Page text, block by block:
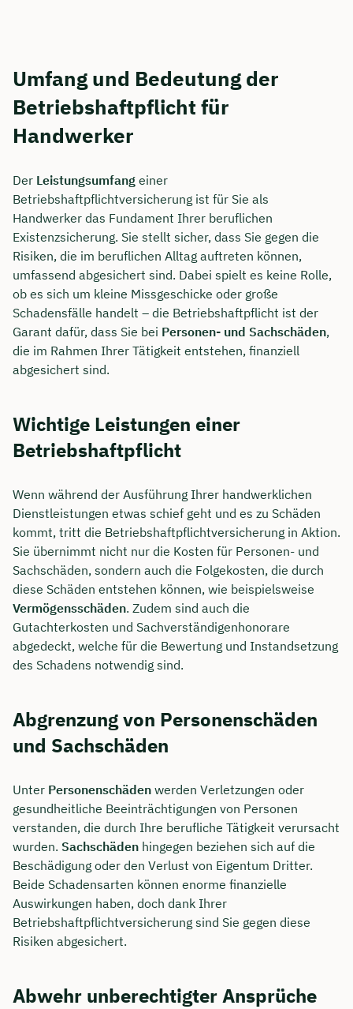
Umfang und Bedeutung der
Betriebshaftpflicht für
Handwerker
Der Leistungsumfang einer
Betriebshaftpflichtversicherung ist für Sie als
Handwerker das Fundament Ihrer beruflichen
Existenzsicherung. Sie stellt sicher, dass Sie gegen die
Risiken, die im beruflichen Alltag auftreten können,
umfassend abgesichert sind. Dabei spielt es keine Rolle,
ob es sich um kleine Missgeschicke oder große
Schadensfälle handelt – die Betriebshaftpflicht ist der
Garant dafür, dass Sie bei Personen- und Sachschäden,
die im Rahmen Ihrer Tätigkeit entstehen, finanziell
abgesichert sind.
Wichtige Leistungen einer
Betriebshaftpflicht
Wenn während der Ausführung Ihrer handwerklichen
Dienstleistungen etwas schief geht und es zu Schäden
kommt, tritt die Betriebshaftpflichtversicherung in Aktion.
Sie übernimmt nicht nur die Kosten für Personen- und
Sachschäden, sondern auch die Folgekosten, die durch
diese Schäden entstehen können, wie beispielsweise
Vermögensschäden. Zudem sind auch die
Gutachterkosten und Sachverständigenhonorare
abgedeckt, welche für die Bewertung und Instandsetzung
des Schadens notwendig sind.
Abgrenzung von Personenschäden
und Sachschäden
Unter Personenschäden werden Verletzungen oder
gesundheitliche Beeinträchtigungen von Personen
verstanden, die durch Ihre berufliche Tätigkeit verursacht
wurden. Sachschäden hingegen beziehen sich auf die
Beschädigung oder den Verlust von Eigentum Dritter.
Beide Schadensarten können enorme finanzielle
Auswirkungen haben, doch dank Ihrer
Betriebshaftpflichtversicherung sind Sie gegen diese
Risiken abgesichert.
Abwehr unberechtigter Ansprüche